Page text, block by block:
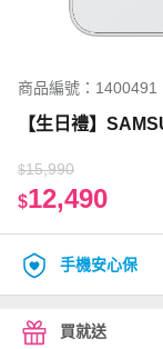
商品編號：1400491
【生日禮】
$15,990
$12,490
手機安心保
買就送